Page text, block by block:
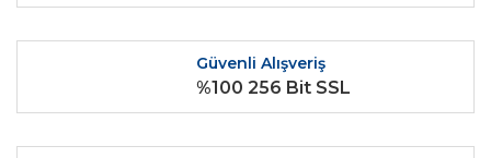
Ürün bilgilerinde hatalar bulunuyor.
Ürün fiyatı diğer sitelerden daha pahalı.
Bu ürüne benzer farklı alternatifler olmalı.
Güvenli Alışveriş
%100 256 Bit SSL